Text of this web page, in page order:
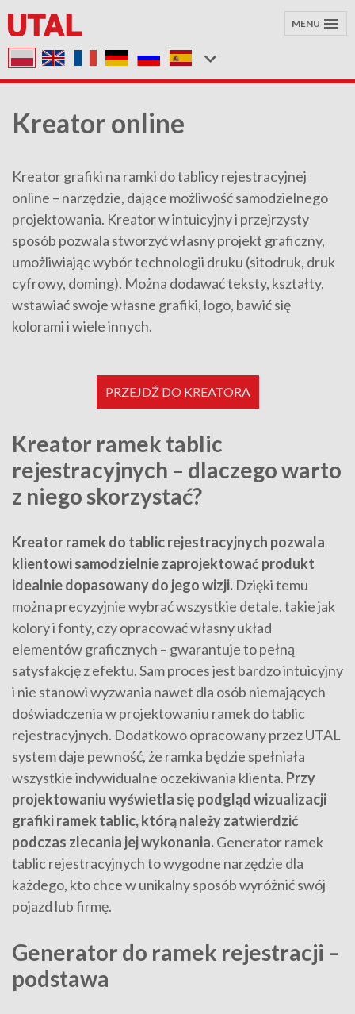
MENU
Kreator online
Kreator grafiki na ramki do tablicy rejestracyjnej
online – narzędzie, dające możliwość samodzielnego
projektowania. Kreator w intuicyjny i przejrzysty
sposób pozwala stworzyć własny projekt graficzny,
umożliwiając wybór technologii druku (sitodruk, druk
cyfrowy, doming). Można dodawać teksty, kształty,
wstawiać swoje własne grafiki, logo, bawić się
kolorami i wiele innych.
PRZEJDŹ DO KREATORA
Kreator ramek tablic
rejestracyjnych – dlaczego warto
z niego skorzystać?
Kreator ramek do tablic rejestracyjnych pozwala
klientowi samodzielnie zaprojektować produkt
idealnie dopasowany do jego wizji. Dzięki temu
można precyzyjnie wybrać wszystkie detale, takie jak
kolory i fonty, czy opracować własny układ
elementów graficznych – gwarantuje to pełną
satysfakcję z efektu. Sam proces jest bardzo intuicyjny
i nie stanowi wyzwania nawet dla osób niemających
doświadczenia w projektowaniu ramek do tablic
rejestracyjnych. Dodatkowo opracowany przez UTAL
system daje pewność, że ramka będzie spełniała
wszystkie indywidualne oczekiwania klienta. Przy
projektowaniu wyświetla się podgląd wizualizacji
grafiki ramek tablic, którą należy zatwierdzić
podczas zlecania jej wykonania.Generator ramek
tablic rejestracyjnych to wygodne narzędzie dla
każdego, kto chce w unikalny sposób wyróżnić swój
pojazd lub firmę.
Generator do ramek rejestracji –
podstawa